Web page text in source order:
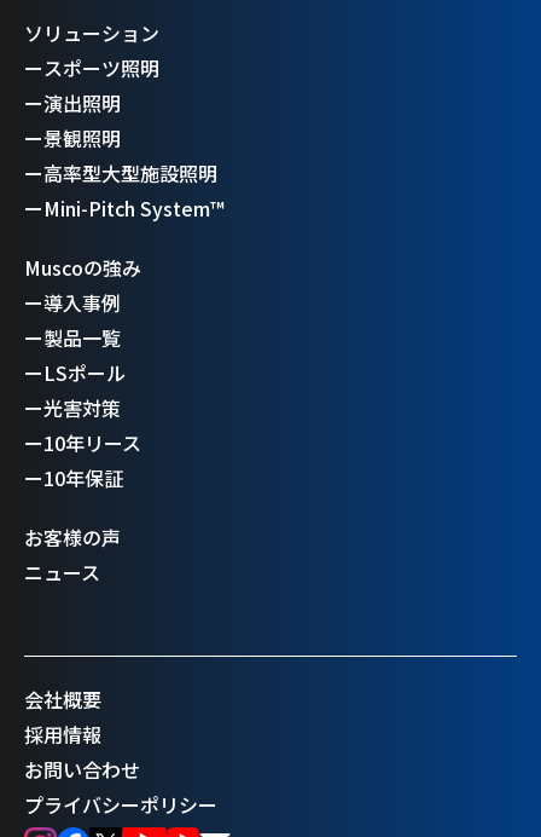
ソリューション
ースポーツ照明
ー演出照明
ー景観照明
ー高率型大型施設照明
ーMini-Pitch System™
Muscoの強み
ー導入事例
ー製品一覧
ーLSポール
ー光害対策
ー10年リース
ー10年保証
お客様の声
ニュース
会社概要
採用情報
お問い合わせ
プライバシーポリシー